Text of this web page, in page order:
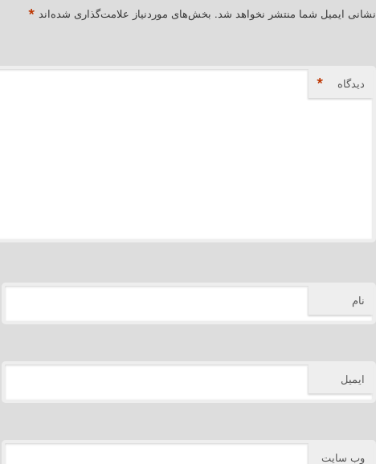
نشانی ایمیل شما منتشر نخواهد شد. بخش‌های موردنیاز علامت‌گذاری شده‌اند *
دیدگاه *
نام
ایمیل
وب‌ سایت